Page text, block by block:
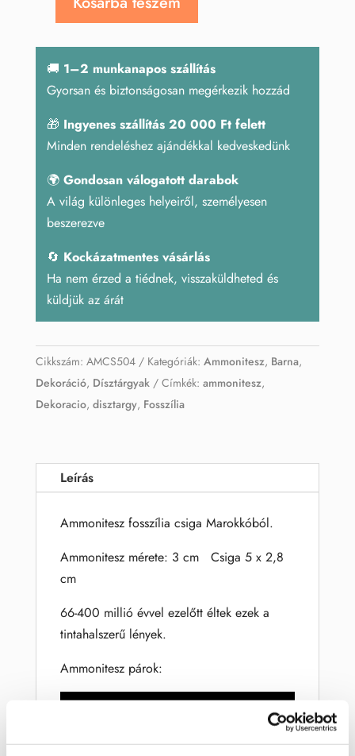
Ammonitesz
🚚 1–2 munkanapos szállítás
Gyorsan és biztonságosan megérkezik hozzád
🎁 Ingyenes szállítás 20 000 Ft felett
Minden rendeléshez ajándékkal kedveskedünk
🌍 Gondosan válogatott darabok
A világ különleges helyeiről, személyesen
beszerezve
🔄 Kockázatmentes vásárlás
Ha nem érzed a tiédnek, visszaküldheted és
küldjük az árát
Cikkszám: AMCS504 Kategóriák: Ammonitesz, Barna,
Dekoráció, Dísztárgyak Címkék: ammonitesz,
Dekoracio, disztargy, Fosszília
Leírás
Ammonitesz fosszília csiga Marokkóból.
Ammonitesz mérete: 3 cm Csiga 5 x 2,8
cm
66-400 millió évvel ezelőtt éltek ezek a
tintahalszerű lények.
Ammonitesz párok: